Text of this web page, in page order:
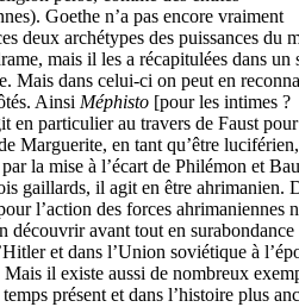
Goethe n’a pas encore vraiment
deux archétypes des puissances du
mais il les a récapitulées dans un
Mais dans celui-ci on peut en
Ainsi Méphisto [pour les intimes ?
en particulier au travers de Faust
Marguerite, en tant qu’être luciférien,
la mise à l’écart de Philémon et
gaillards, il agit en être ahrimanien.
l’action des forces ahrimaniennes
découvrir avant tout en surabondance
et dans l’Union soviétique à
Mais il existe aussi de nombreux
présent et dans l’histoire plus